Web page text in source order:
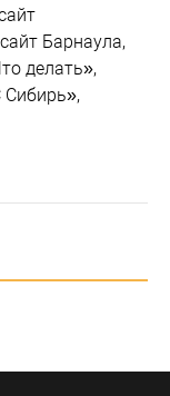
Барнаула,
делать»,
Сибирь»,